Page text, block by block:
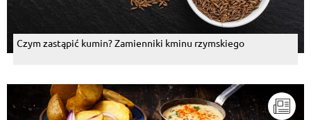
Czym zastąpić kumin? Zamienniki kminu rzymskiego